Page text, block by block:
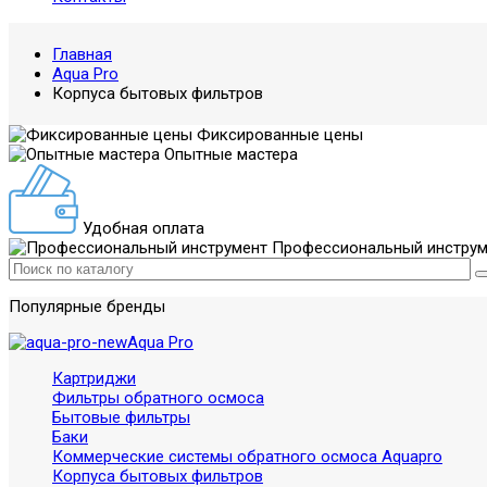
Главная
Aqua Pro
Корпуса бытовых фильтров
Фиксированные цены
Опытные мастера
Удобная оплата
Профессиональный
Популярные бренды
Aqua Pro
Картриджи
Фильтры обратного осмоса
Бытовые фильтры
Баки
Коммерческие системы обратного осмоса Aquapro
Корпуса бытовых фильтров